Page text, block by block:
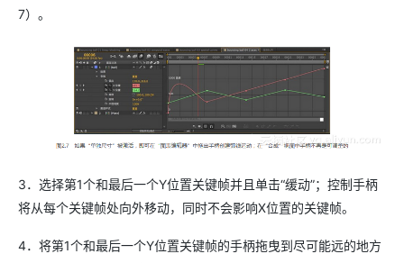
7）。
3．选择第1个和最后一个Y位置关键帧并且单击“缓动”；控制手柄
将从每个关键帧处向外移动，同时不会影响X位置的关键帧。
4．将第1个和最后一个Y位置关键帧的手柄拖曳到尽可能远的地方